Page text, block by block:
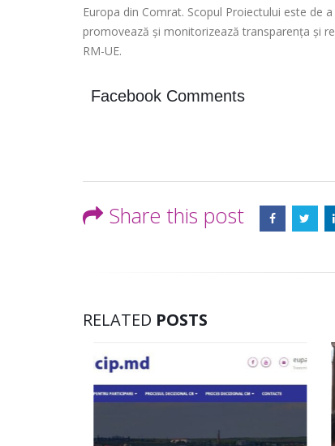
Europa din Comrat. Scopul Proiectului este de
promovează și monitorizează transparența și
RM-UE.
Facebook Comments
Share this post
RELATED POSTS